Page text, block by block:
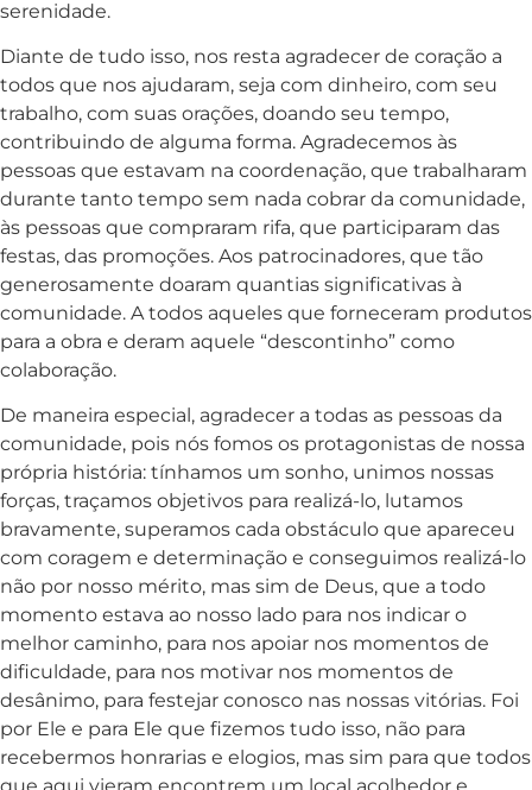
serenidade.
Diante de tudo isso, nos resta agradecer de coração a
todos que nos ajudaram, seja com dinheiro, com seu
trabalho, com suas orações, doando seu tempo,
contribuindo de alguma forma. Agradecemos às
pessoas que estavam na coordenação, que trabalharam
durante tanto tempo sem nada cobrar da comunidade,
às pessoas que compraram rifa, que participaram das
festas, das promoções. Aos patrocinadores, que tão
generosamente doaram quantias significativas à
comunidade. A todos aqueles que forneceram produtos
para a obra e deram aquele “descontinho” como
colaboração.
De maneira especial, agradecer a todas as pessoas da
comunidade, pois nós fomos os protagonistas de nossa
própria história: tínhamos um sonho, unimos nossas
forças, traçamos objetivos para realizá-lo, lutamos
bravamente, superamos cada obstáculo que apareceu
com coragem e determinação e conseguimos realizá-lo
não por nosso mérito, mas sim de Deus, que a todo
momento estava ao nosso lado para nos indicar o
melhor caminho, para nos apoiar nos momentos de
dificuldade, para nos motivar nos momentos de
desânimo, para festejar conosco nas nossas vitórias. Foi
por Ele e para Ele que fizemos tudo isso, não para
recebermos honrarias e elogios, mas sim para que todos